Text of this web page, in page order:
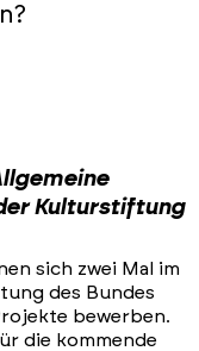
Kulturstiftung
sich zwei Mal im
des Bundes
bewerben.
die kommende